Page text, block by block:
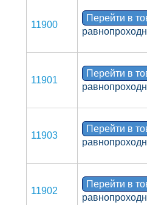
11900
Перейти в
11901
Перейти в
11903
Перейти в
11902
Перейти в